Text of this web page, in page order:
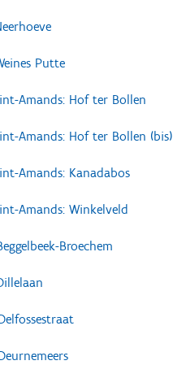
Putte
Amands: Hof ter Bollen
Amands: Hof ter Bollen (bis)
Amands: Kanadabos
Amands: Winkelveld
Broechem